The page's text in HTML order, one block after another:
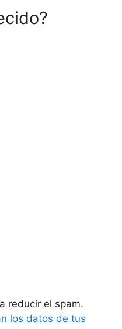
reducir el spam.
los datos de tus